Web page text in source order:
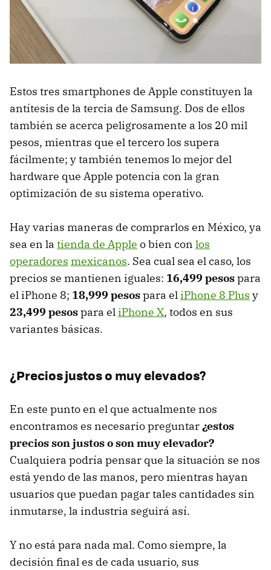
Estos tres smartphones de Apple constituyen la
antítesis de la tercia de Samsung. Dos de ellos
también se acerca peligrosamente a los 20 mil
pesos, mientras que el tercero los supera
fácilmente; y también tenemos lo mejor del
hardware que Apple potencia con la gran
optimización de su sistema operativo.
Hay varias maneras de comprarlos en México, ya
sea en la tienda de Apple o bien con los
operadores mexicanos. Sea cual sea el caso, los
precios se mantienen iguales: 16,499 pesospara
el iPhone 8; 18,999 pesospara eliPhone 8 Plus y
23,499 pesospara eliPhone X, todos en sus
variantes básicas.
¿Precios justos o muy elevados?
En este punto en el que actualmente nos
encontramos es necesario preguntar¿estos
precios son justos o son muy elevador?
Cualquiera podría pensar que la situación se nos
está yendo de las manos, pero mientras hayan
usuarios que puedan pagar tales cantidades sin
inmutarse, la industria seguirá así.
Y no está para nada mal. Como siempre, la
decisión final es de cada usuario, sus